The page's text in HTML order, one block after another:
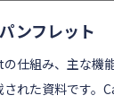
ンフレット
仕組み、主な機
された資料です。